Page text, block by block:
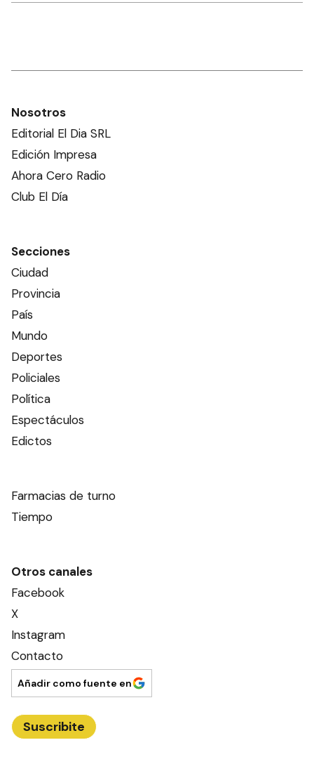
Nosotros
Editorial El Dia SRL
Edición Impresa
Ahora Cero Radio
Club El Día
Secciones
Ciudad
Provincia
País
Mundo
Deportes
Policiales
Política
Espectáculos
Edictos
Farmacias de turno
Tiempo
Otros canales
Facebook
X
Instagram
Contacto
Añadir como fuente en
Suscribite